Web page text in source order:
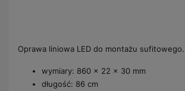
Oprawa liniowa LED do montażu
wymiary: 860 × 22 × 30 mm
długość: 86 cm